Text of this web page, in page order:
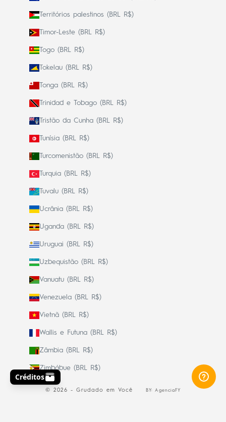
Territórios palestinos (BRL R$)
Timor-Leste (BRL R$)
Togo (BRL R$)
Tokelau (BRL R$)
Tonga (BRL R$)
Trinidad e Tobago (BRL R$)
Tristão da Cunha (BRL R$)
Tunísia (BRL R$)
Turcomenistão (BRL R$)
Turquia (BRL R$)
Tuvalu (BRL R$)
Ucrânia (BRL R$)
Uganda (BRL R$)
Uruguai (BRL R$)
Uzbequistão (BRL R$)
Vanuatu (BRL R$)
Venezuela (BRL R$)
Vietnã (BRL R$)
Wallis e Futuna (BRL R$)
Zâmbia (BRL R$)
Zimbábue (BRL R$)
© 2026 - Grudado em Você BY: AgenciaFY